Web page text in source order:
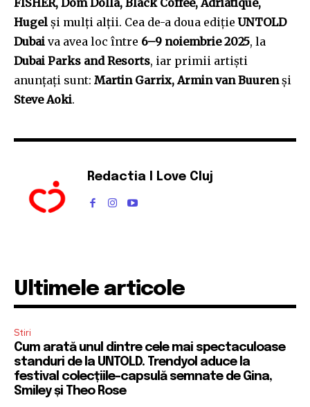
Hugel și mulți alții. Cea de-a doua edițieUNTOLD
Dubai va avea loc între 6–9 noiembrie 2025, la
Dubai Parks and Resorts, iar primii artiști
anunțați sunt: Martin Garrix, Armin van Buurenși
Steve Aoki.
Redactia I Love Cluj
Ultimele articole
Stiri
Cum arată unul dintre cele mai spectaculoase
standuri de la UNTOLD. Trendyol aduce la
festival colecțiile-capsulă semnate de Gina,
Smiley și Theo Rose